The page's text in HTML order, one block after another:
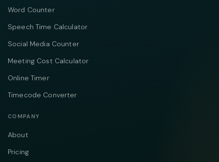
Word Counter
Speech Time Calculator
Social Media Counter
Meeting Cost Calculator
Online Timer
Timecode Converter
COMPANY
About
Pricing